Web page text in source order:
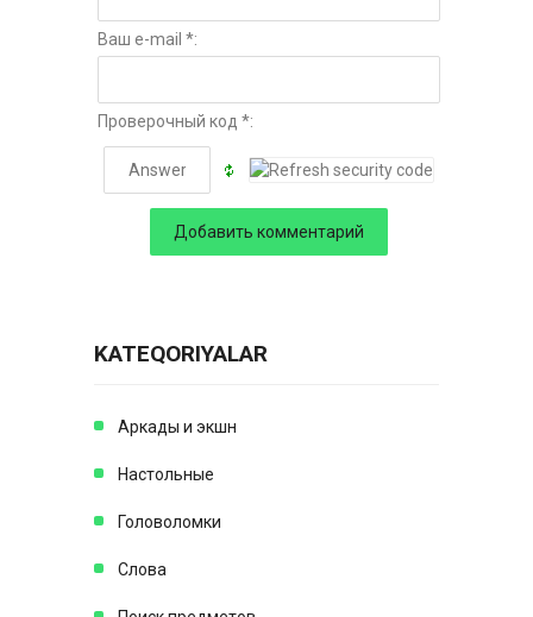
Ваш e-mail *:
Проверочный код *:
KATEQORIYALAR
Аркады и экшн
Настольные
Головоломки
Слова